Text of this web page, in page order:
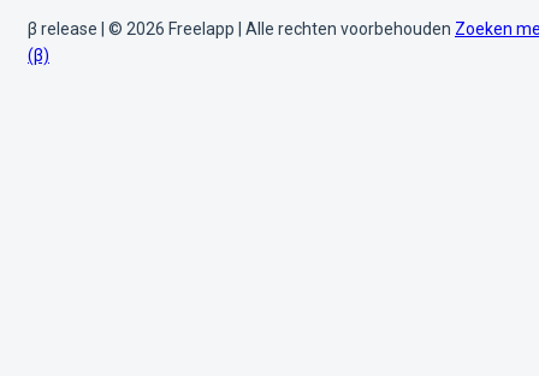
β release | © 2026 Freelapp | Alle rechten voorbehouden Zoeken
(β)